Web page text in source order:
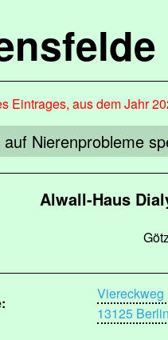
Eintrages, aus dem Jahr
Nierenprobleme
Alwall-Haus
Viereckweg
13125 Berlin